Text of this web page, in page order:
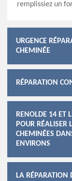
remplissiez un
URGENCE
CHEMINÉE
RÉPARATION
RENOLDE 14 ET
POUR RÉALISER
CHEMINÉES
ENVIRONS
LA RÉPARATION